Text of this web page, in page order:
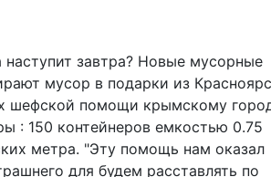
завтра? Новые мусорные
мусор в подарки из
шефской помощи крымскому
: 150 контейнеров емкостью 0.75
метра. "Эту помощь нам оказал
для будем расставлять по